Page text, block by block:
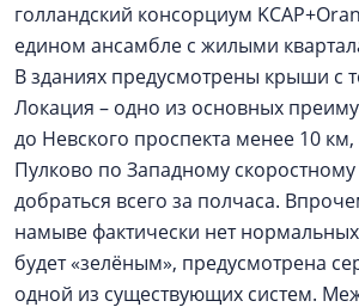
голландский консорциум
едином ансамбле с жилыми
В зданиях предусмотрены крыши с
Локация – одно из основных
до Невского проспекта менее 10
Пулково по Западному
добраться всего за полчаса.
намыве фактически нет
будет «зелёным», предусмотрена
одной из существующих систем.